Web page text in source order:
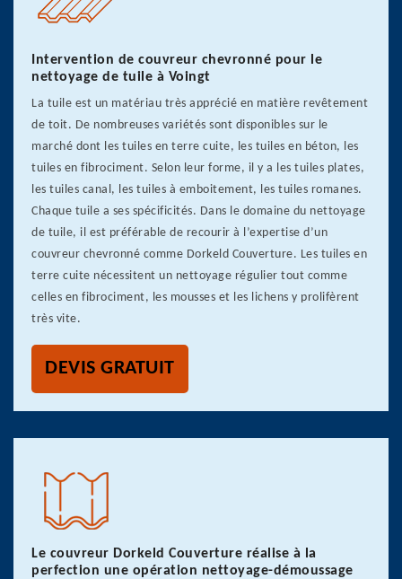
Intervention de couvreur chevronné pour le
nettoyage de tuile à Voingt
La tuile est un matériau très apprécié en matière revêtement
de toit. De nombreuses variétés sont disponibles sur le
marché dont les tuiles en terre cuite, les tuiles en béton, les
tuiles en fibrociment. Selon leur forme, il y a les tuiles plates,
les tuiles canal, les tuiles à emboitement, les tuiles romanes.
Chaque tuile a ses spécificités. Dans le domaine du nettoyage
de tuile, il est préférable de recourir à l’expertise d’un
couvreur chevronné comme Dorkeld Couverture. Les tuiles en
terre cuite nécessitent un nettoyage régulier tout comme
celles en fibrociment, les mousses et les lichens y prolifèrent
très vite.
DEVIS GRATUIT
Le couvreur Dorkeld Couverture réalise à la
perfection une opération nettoyage-démoussage